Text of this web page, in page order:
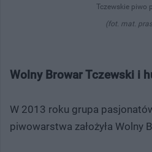
Tczewskie piwo
(fot. mat.
Wolny Browar Tczewski i
W 2013 roku grupa
piwowarstwa założyła Wolny